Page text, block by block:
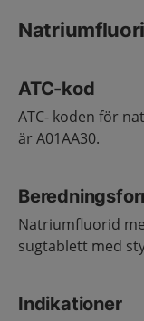
ATC-kod
ATC- koden för
är A01AA30.
Natriumfluorid
sugtablett med
Indikationer